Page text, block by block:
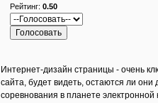
Рейтинг: 0.50
Интернет-дизайн страницы - очень
сайта, будет видеть, остаются ли
соревнования в планете